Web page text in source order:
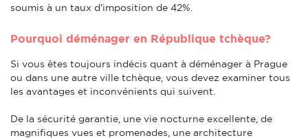
soumis à un taux d'imposition de 42%.
Pourquoi déménager en République tchèque?
Si vous êtes toujours indécis quant à déménager à Prague
ou dans une autre ville tchèque, vous devez examiner tous
les avantages et inconvénients qui suivent.
De la sécurité garantie, une vie nocturne excellente, de
magnifiques vues et promenades, une architecture